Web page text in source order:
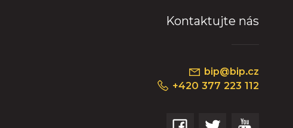
Kontaktujte nás
bip@bip.cz
+420 377 223 112